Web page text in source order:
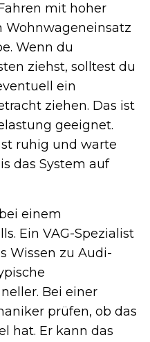
mit hoher
Wohnwageneinsatz
Wenn du
ziehst, solltest du
ein
ziehen. Das ist
geeignet.
ruhig und warte
das System auf
einem
Ein VAG-Spezialist
Wissen zu Audi-
Bei einer
prüfen, ob das
hat. Er kann das